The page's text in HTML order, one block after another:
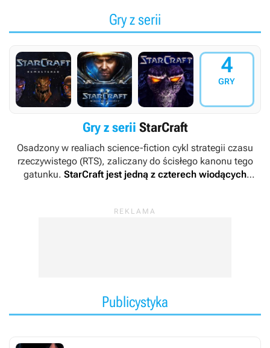
Gry z serii
4
GRY
Gry z serii StarCraft
Osadzony w realiach science-fiction cykl strategii czasu
rzeczywistego (RTS), zaliczany do ścisłego kanonu tego
gatunku. StarCraft jest jedną z czterech wiodących
Za twórców cyklu uznaje się Chrisa Metzena i Jamesa
Publicystyka